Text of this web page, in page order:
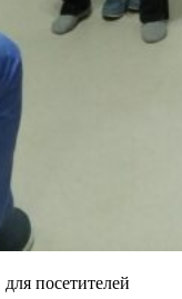
посетителей